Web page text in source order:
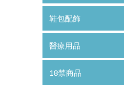
鞋包配飾
醫療用品
18禁商品